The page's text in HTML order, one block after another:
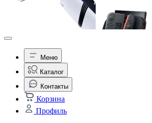
Меню
Каталог
Контакты
Корзина
Профиль